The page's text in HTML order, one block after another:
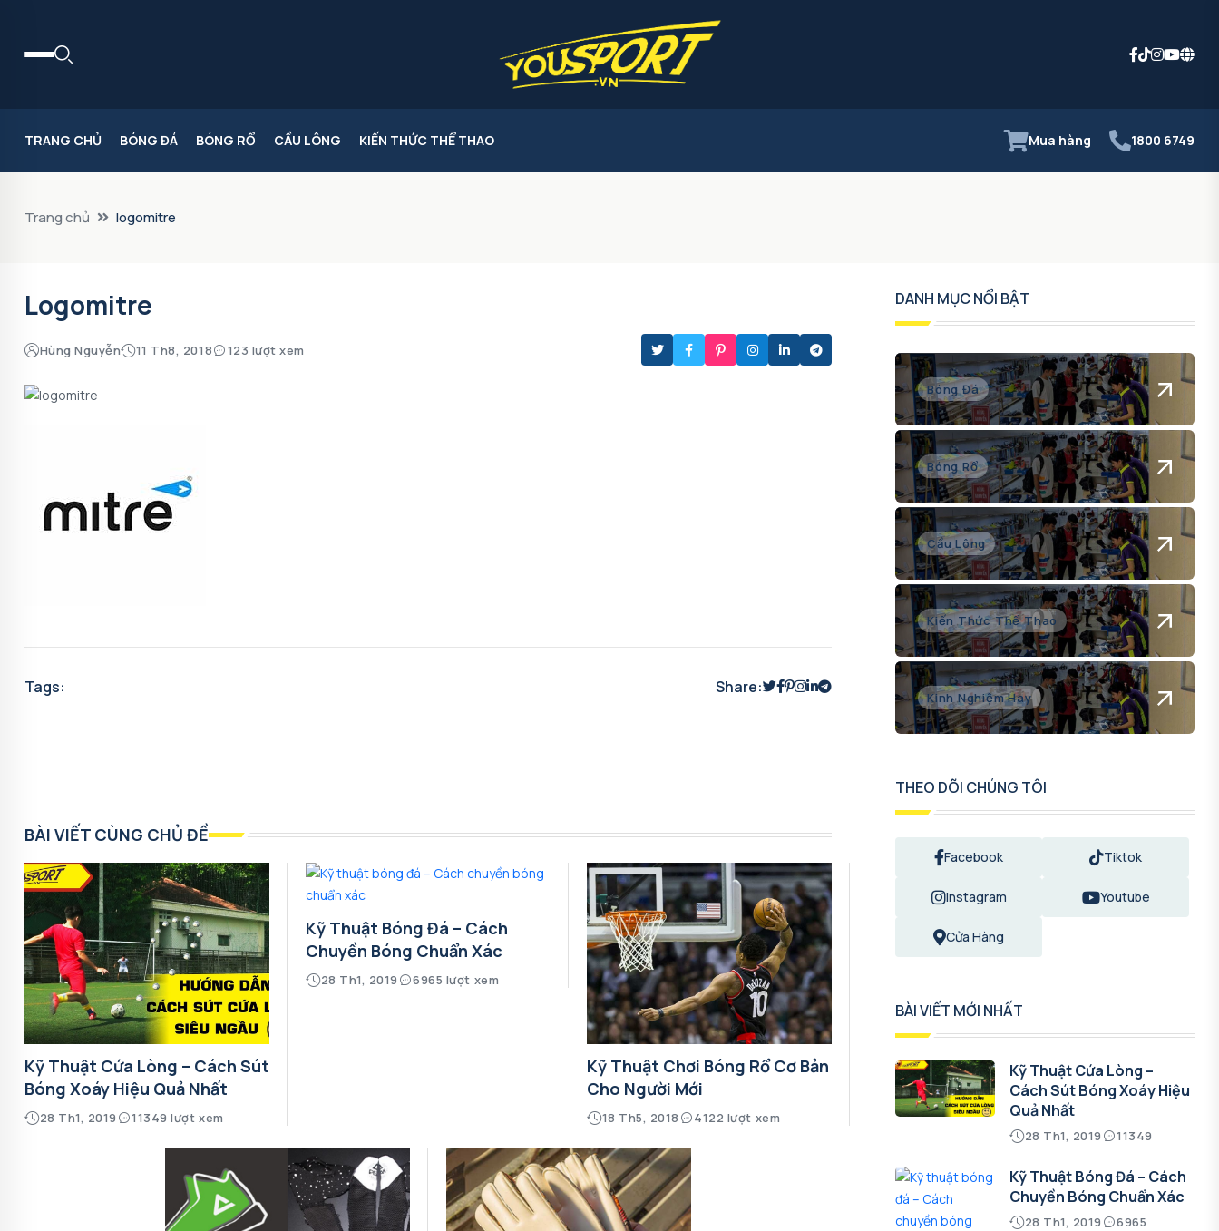
TRANG CHỦ BÓNG ĐÁ BÓNG RỔ CẦU LÔNG KIẾN THỨC THỂ THAO Mua hàng 1800 6749
Trang chủ logomitre
Logomitre
Hùng Nguyễn 11 Th8, 2018 123 lượt xem
Tags: Share:
BÀI VIẾT CÙNG CHỦ ĐỀ
Kỹ Thuật Cứa Lòng – Cách Sút
Bóng Xoáy Hiệu Quả Nhất
28 Th1, 2019 11349 lượt xem
Kỹ Thuật Bóng Đá – Cách
Chuyền Bóng Chuẩn Xác
28 Th1, 2019 6965 lượt xem
Kỹ Thuật Chơi Bóng Rổ Cơ Bản
Cho Người Mới
18 Th5, 2018 4122 lượt xem
DANH MỤC NỔI BẬT
Bóng Đá
Bóng Rổ
Cầu Lông
Kiến Thức Thể Thao
Kinh Nghiệm Hay
THEO DÕI CHÚNG TÔI
Facebook Tiktok
Instagram Youtube
Cửa Hàng
BÀI VIẾT MỚI NHẤT
Kỹ Thuật Cứa Lòng –
Cách Sút Bóng Xoáy Hiệu
Quả Nhất
28 Th1, 2019 11349
Kỹ Thuật Bóng Đá – Cách
Chuyền Bóng Chuẩn Xác
28 Th1, 2019 6965